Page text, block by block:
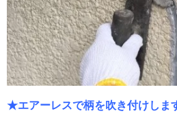
★エアーレスで柄を吹き付けしま